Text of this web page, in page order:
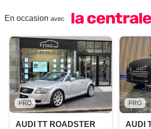
En occasion avec
PRO
AUDI TT ROADSTER
PRO
AUDI